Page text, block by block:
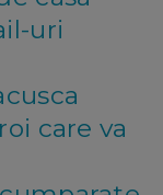
uri
care va